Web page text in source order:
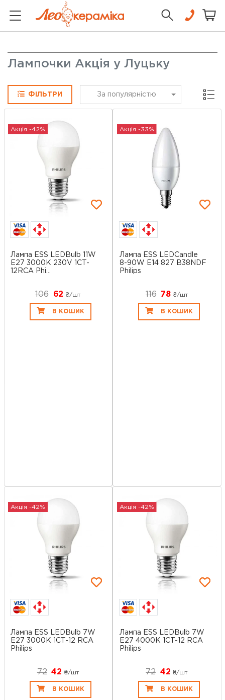
Лампочки Акція у Луцьку
ФІЛЬТРИ За популярністю Сітка
Акція -42%
Лампа ESS LEDBulb 11W
E27 3000K 230V 1CT-
12RCA Phi...
106 62₴/шт
В КОШИК
Акція -33%
Лампа ESS LEDCandle
8-90W E14 827 B38NDF
Philips
116 78 ₴/шт
В КОШИК
Акція -42%
Лампа ESS LEDBulb 7W
E27 3000K 1CT-12 RCA
Philips
72 42 ₴/шт
В КОШИК
Акція -42%
Лампа ESS LEDBulb 7W
E27 4000K 1CT-12 RCA
Philips
72 42₴/шт
В КОШИК